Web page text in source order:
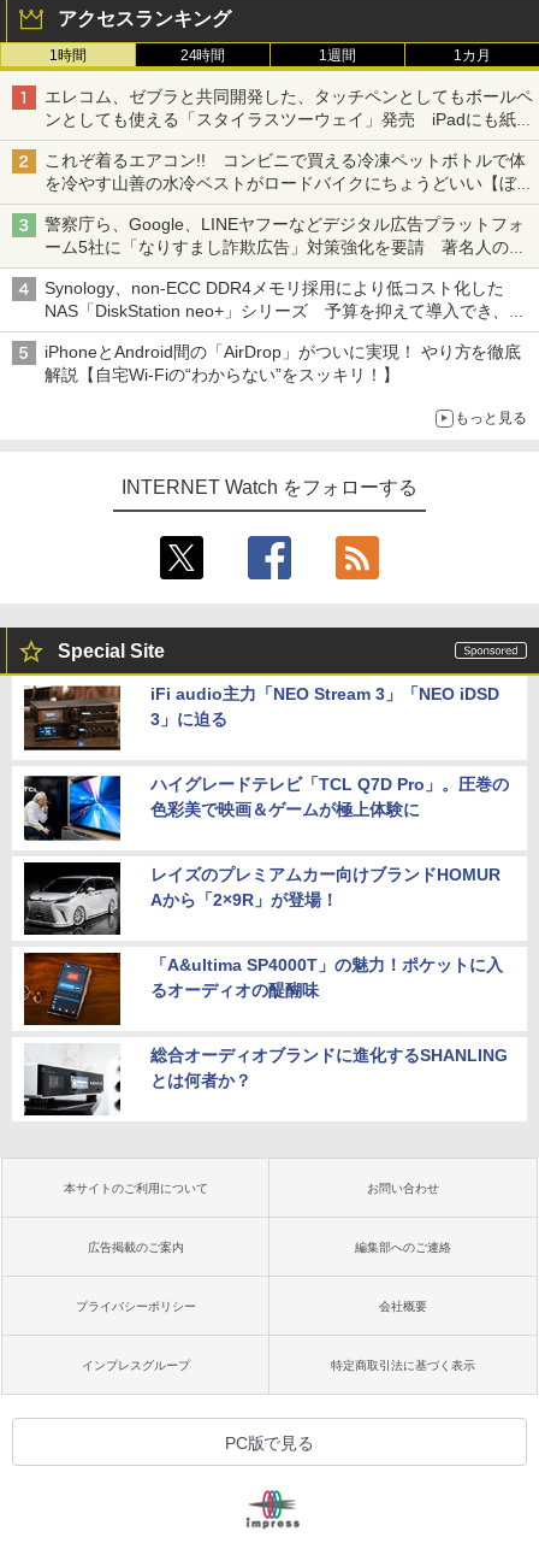
アクセスランキング
1時間 24時間 1週間 1カ月
エレコム、ゼブラと共同開発した、タッチペンとしてもボールペ
ンとしても使える「スタイラスツーウェイ」発売 iPadにも紙に
も、持ち替えずに書き込める
これぞ着るエアコン!! コンビニで買える冷凍ペットボトルで体
を冷やす山善の水冷ベストがロードバイクにちょうどいい【ぼっ
ち・ざ・ろーど！その14】【空いた時間でなにしてる？】
警察庁ら、Google、LINEヤフーなどデジタル広告プラットフォ
ーム5社に「なりすまし詐欺広告」対策強化を要請 著名人の写
真や映像を使った投資詐欺などへの対策として
Synology、non-ECC DDR4メモリ採用により低コスト化した
NAS「DiskStation neo+」シリーズ 予算を抑えて導入でき、
ECCメモリへのアップグレードも可能
iPhoneとAndroid間の「AirDrop」がついに実現！ やり方を徹底
解説【自宅Wi-Fiの“わからない”をスッキリ！】
もっと見る
INTERNET Watch をフォローする
Special Site
iFi audio主力「NEO Stream 3」「NEO iDSD
3」に迫る
ハイグレードテレビ「TCL Q7D Pro」。圧巻の
色彩美で映画＆ゲームが極上体験に
レイズのプレミアムカー向けブランドHOMUR
Aから「2×9R」が登場！
「A&ultima SP4000T」の魅力！ポケットに入
るオーディオの醍醐味
総合オーディオブランドに進化するSHANLING
とは何者か？
本サイトのご利用について お問い合わせ
広告掲載のご案内 編集部へのご連絡
プライバシーポリシー 会社概要
インプレスグループ 特定商取引法に基づく表示
PC版で見る